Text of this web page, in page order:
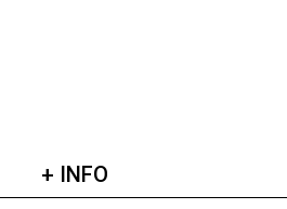
+ INFO